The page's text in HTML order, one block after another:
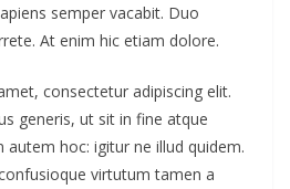
semper vacabit. Duo
At enim hic etiam dolore.
consectetur adipiscing elit.
generis, ut sit in fine atque
hoc: igitur ne illud quidem.
virtutum tamen a